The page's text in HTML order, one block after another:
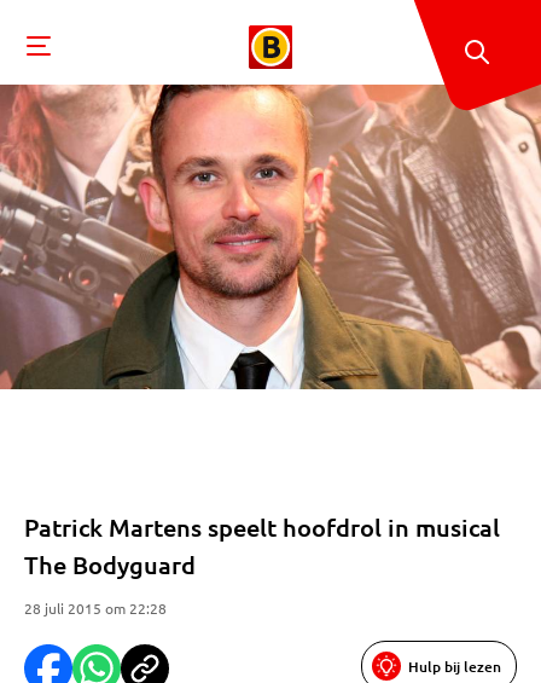
Patrick Martens speelt hoofdrol in musical
The Bodyguard
28 juli 2015 om 22:28
Hulp bij lezen